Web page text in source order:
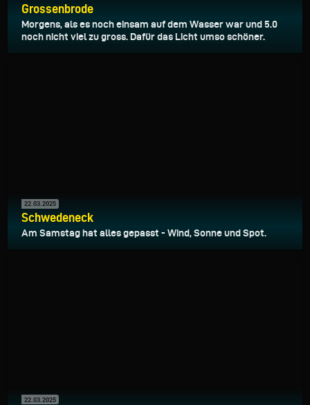
Grossenbrode
Morgens, als es noch einsam auf dem Wasser war und 5.0
noch nicht viel zu gross. Dafür das Licht umso schöner.
22.03.2025
Schwedeneck
Am Samstag hat alles gepasst - Wind, Sonne und Spot.
22.03.2025